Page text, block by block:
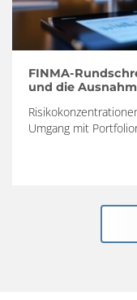
FINMA-
und die
Umgang mit